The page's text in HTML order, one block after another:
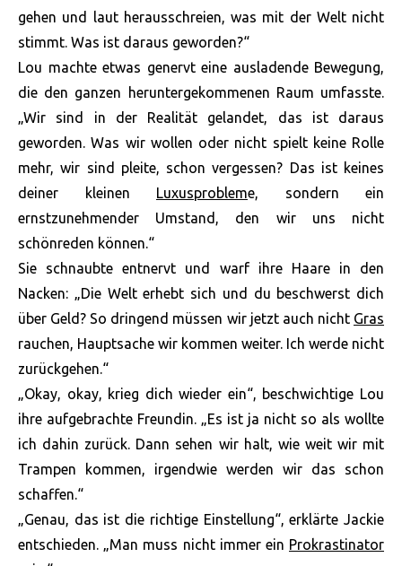
gehen und laut herausschreien, was mit der Welt nicht
stimmt. Was ist daraus geworden?“
Lou machte etwas genervt eine ausladende Bewegung,
die den ganzen heruntergekommenen Raum umfasste.
„Wir sind in der Realität gelandet, das ist daraus
geworden. Was wir wollen oder nicht spielt keine Rolle
mehr, wir sind pleite, schon vergessen? Das ist keines
deiner kleinen
Luxusprobleme, sondern ein
ernstzunehmender Umstand, den wir uns nicht
schönreden können.“
Sie schnaubte entnervt und warf ihre Haare in den
Nacken: „Die Welt erhebt sich und du beschwerst dich
über Geld? So dringend müssen wir jetzt auch nicht Gras
rauchen, Hauptsache wir kommen weiter. Ich werde nicht
zurückgehen.“
„Okay, okay, krieg dich wieder ein“, beschwichtige Lou
ihre aufgebrachte Freundin. „Es ist ja nicht so als wollte
ich dahin zurück. Dann sehen wir halt, wie weit wir mit
Trampen kommen, irgendwie werden wir das schon
schaffen.“
„Genau, das ist die richtige Einstellung“, erklärte Jackie
entschieden. „Man muss nicht immer ein Prokrastinator